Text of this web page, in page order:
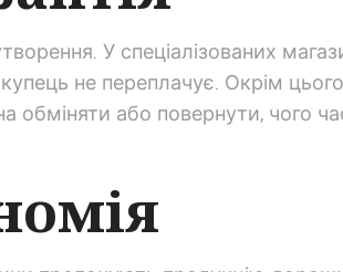
У спеціалізованих
не переплачує. Окрім
або повернути, чого